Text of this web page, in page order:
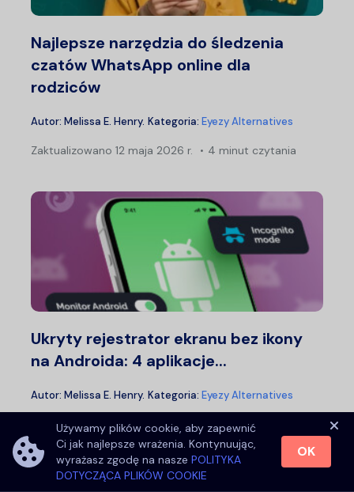
Najlepsze narzędzia do śledzenia
czatów WhatsApp online dla
rodziców
Autor: Melissa E. Henry. Kategoria: Eyezy Alternatives
Zaktualizowano 12 maja 2026 r. 4 minut czytania
Ukryty rejestrator ekranu bez ikony
na Androida: 4 aplikacje...
Autor: Melissa E. Henry. Kategoria: Eyezy Alternatives
Zaktualizowano06 maja 2026 r. 4 minut czytania
Używamy plików cookie, aby zapewnić
Ci jak najlepsze wrażenia. Kontynuując,
wyrażasz zgodę na nasze POLITYKA
DOTYCZĄCA PLIKÓW COOKIE
OK